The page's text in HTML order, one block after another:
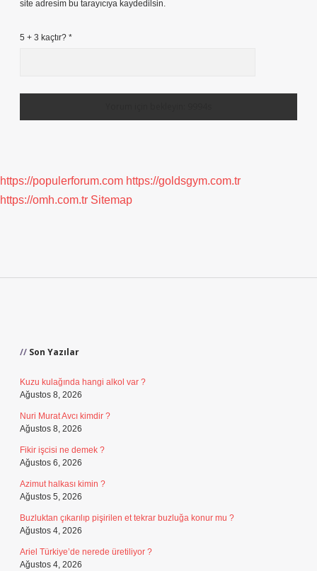
site adresim bu tarayıcıya kaydedilsin.
5 + 3 kaçtır? *
https://populerforum.com https://goldsgym.com.tr
https://omh.com.tr Sitemap
Son Yazılar
Kuzu kulağında hangi alkol var ?
Ağustos 8, 2026
Nuri Murat Avcı kimdir ?
Ağustos 8, 2026
Fikir işcisi ne demek ?
Ağustos 6, 2026
Azimut halkası kimin ?
Ağustos 5, 2026
Buzluktan çıkarılıp pişirilen et tekrar buzluğa konur mu ?
Ağustos 4, 2026
Ariel Türkiye’de nerede üretiliyor ?
Ağustos 4, 2026